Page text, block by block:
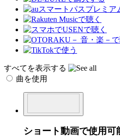
すべてを表示する
曲を使用
ショート動画で使用可